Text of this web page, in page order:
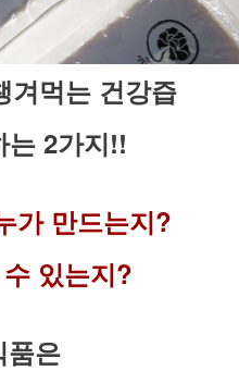
겨먹는 건강즙
는 2가지!!
가 만드는지?
있는지?
품은